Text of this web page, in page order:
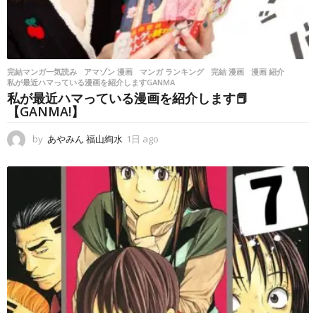
完結マンガ一気読み アマゾン 漫画 ,マンガ ランキング ,完結 漫画 ,漫画 紹介
私が最近ハマっている漫画を紹介しますGANMA
私が最近ハマっている漫画を紹介します📕
【GANMA!】
by あやみん 福山絢水 1日 ago
a
g